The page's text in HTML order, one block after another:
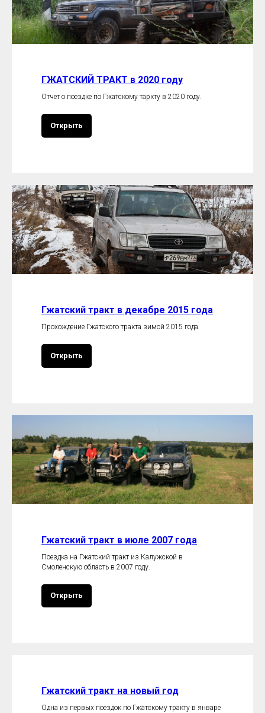
ГЖАТСКИЙ ТРАКТ в 2020 году
Отчет о поездке по Гжатскому таркту в 2020 году.
Открыть
Гжатский тракт в декабре 2015 года
Прохождение Гжатского тракта зимой 2015 года.
Открыть
Гжатский тракт в июле 2007 года
Поездка на Гжатский тракт из Калужской в
Смоленскую область в 2007 году.
Открыть
Гжатский тракт на новый год
Одна из первых поездок по Гжатскому тракту в январе